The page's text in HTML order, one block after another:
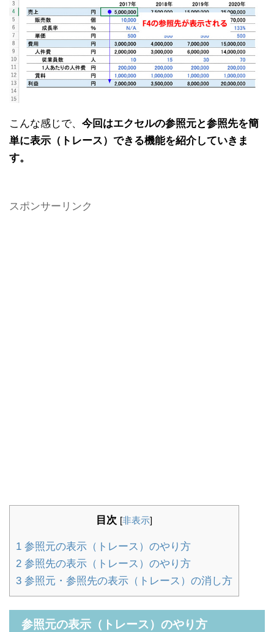
こんな感じで、 今回はエクセルの参照元と参照先を簡
単に表示（トレース）できる機能を紹介していきま
す。
スポンサーリンク
目次 [非表示]
1 参照元の表示（トレース）のやり方
2 参照先の表示（トレース）のやり方
3 参照元・参照先の表示（トレース）の消し方
参照元の表示（トレース）のやり方